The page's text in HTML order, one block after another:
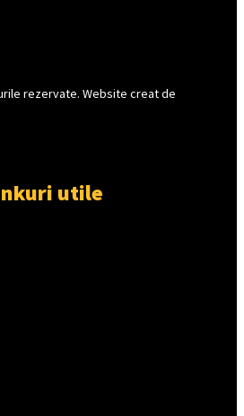
rezervate. Website creat de
utile